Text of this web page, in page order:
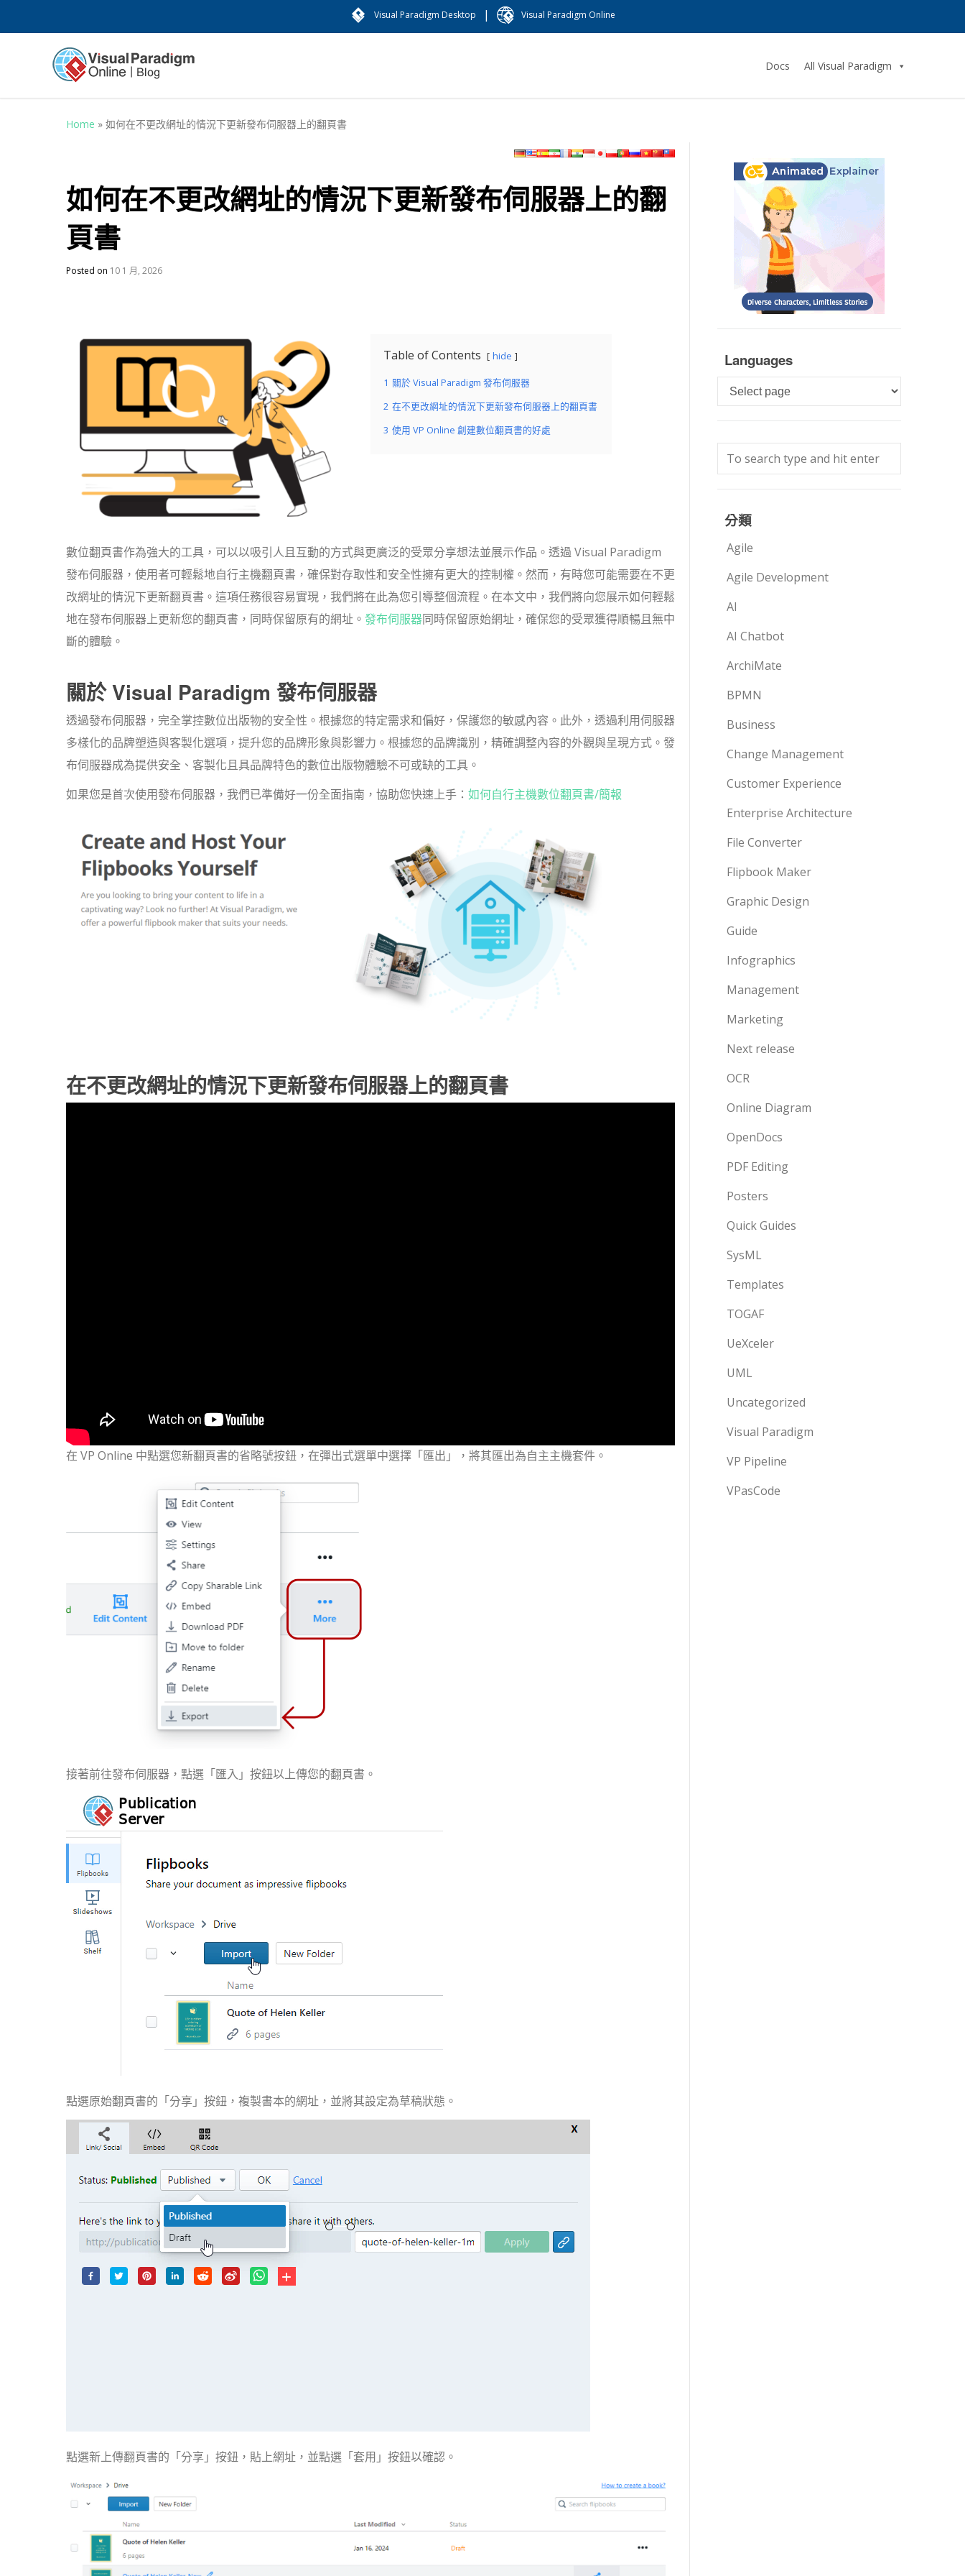
Visual Paradigm Desktop | Visual Paradigm Online
Docs All Visual Paradigm
Home » 如何在不更改網址的情況下更新發布伺服器上的翻頁書
如何在不更改網址的情況下更新發布伺服器上的翻
頁書
Posted on 10 1 月, 2026
Table of Contents hide
1 關於 Visual Paradigm 發布伺服器
2 在不更改網址的情況下更新發布伺服器上的翻頁書
3 使用 VP Online 創建數位翻頁書的好處
數位翻頁書作為強大的工具，可以以吸引人且互動的方式與更廣泛的受眾分享想法並展示作品。透過 Visual Paradigm
發布伺服器，使用者可輕鬆地自行主機翻頁書，確保對存取性和安全性擁有更大的控制權。然而，有時您可能需要在不更
改網址的情況下更新翻頁書。這項任務很容易實現，我們將在此為您引導整個流程。在本文中，我們將向您展示如何輕鬆
地在發布伺服器上更新您的翻頁書，同時保留原有的網址。 發布伺服器同時保留原始網址，確保您的受眾獲得順暢且無中
斷的體驗。
關於 Visual Paradigm 發布伺服器
透過發布伺服器，完全掌控數位出版物的安全性。根據您的特定需求和偏好，保護您的敏感內容。此外，透過利用伺服器
多樣化的品牌塑造與客製化選項，提升您的品牌形象與影響力。根據您的品牌識別，精確調整內容的外觀與呈現方式。發
布伺服器成為提供安全、客製化且具品牌特色的數位出版物體驗不可或缺的工具。
如果您是首次使用發布伺服器，我們已準備好一份全面指南，協助您快速上手： 如何自行主機數位翻頁書/簡報
在不更改網址的情況下更新發布伺服器上的翻頁書
在 VP Online 中點選您新翻頁書的省略號按鈕，在彈出式選單中選擇「匯出」，將其匯出為自主主機套件。
接著前往發布伺服器，點選「匯入」按鈕以上傳您的翻頁書。
點選原始翻頁書的「分享」按鈕，複製書本的網址，並將其設定為草稿狀態。
點選新上傳翻頁書的「分享」按鈕，貼上網址，並點選「套用」按鈕以確認。
Languages
Languages
分類
Agile
Agile Development
AI
AI Chatbot
ArchiMate
BPMN
Business
Change Management
Customer Experience
Enterprise Architecture
File Converter
Flipbook Maker
Graphic Design
Guide
Infographics
Management
Marketing
Next release
OCR
Online Diagram
OpenDocs
PDF Editing
Posters
Quick Guides
SysML
Templates
TOGAF
UeXceler
UML
Uncategorized
Visual Paradigm
VP Pipeline
VPasCode